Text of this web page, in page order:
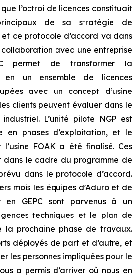
l’octroi de licences constituait
de sa stratégie de
ce protocole d’accord va dans
avec une entreprise
permet de transformer la
en un ensemble de licences
avec un concept d’usine
clients peuvent évaluer dans le
L’unité pilote NGP est
en phases d’exploitation, et le
FOAK a été finalisé. Ces
dans le cadre du programme de
dans le protocole d’accord.
mois les équipes d’Aduro et de
en GEPC sont parvenus à un
techniques et le plan de
prochaine phase de travaux.
déployés de part et d’autre, et
les personnes impliquées pour le
a permis d’arriver où nous en